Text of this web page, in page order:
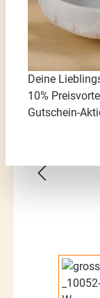
Bildergalerie
Deine
10%
Gutschein-